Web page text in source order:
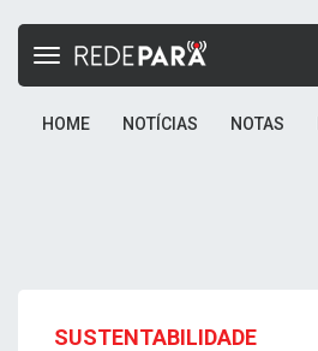
Toggle
HOME NOTÍCIAS NOTAS
SUSTENTABILIDADE